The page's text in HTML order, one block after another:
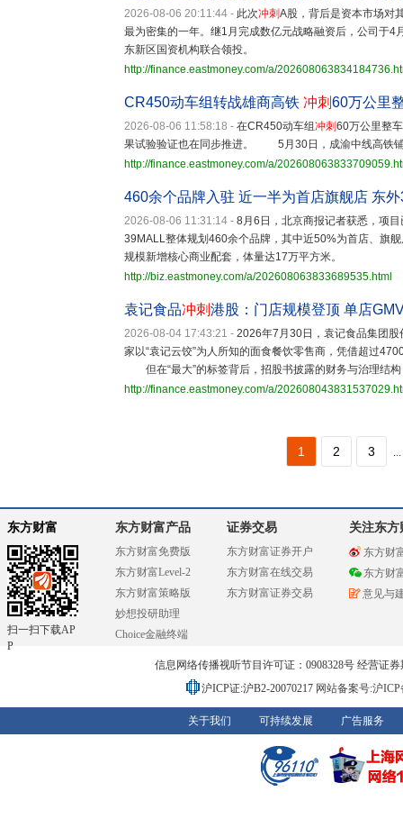
2026-08-06 20:11:44 - 此次冲刺A股，背后是资本市场
最为密集的一年。继1月完成数亿元战略融资后，公司于
东新区国资机构联合领投。
http://finance.eastmoney.com/a/
CR450动车组转战雄商高铁 冲刺60万公里
2026-08-06 11:58:18 - 在CR450动车组冲刺60万公里整
果试验验证也在同步推进。 5月30日，成渝中线高铁
http://finance.eastmoney.com/a/
460余个品牌入驻 近一半为首店旗舰店 东
2026-08-06 11:31:14 - 8月6日，北京商报记者获悉，项
39MALL整体规划460余个品牌，其中近50%为首店、
规模新增核心商业配套，体量达17万平方米。
http://biz.eastmoney.com/a/202608063833689535.html
袁记食品冲刺港股：门店规模登顶 单店
2026-08-04 17:43:21 - 2026年7月30日，袁记食品集团
家以“袁记云饺”为人所知的面食餐饮零售商，凭借超过
但在“最大”的标签背后，招股书披露的财务与治理结构
http://finance.eastmoney.com/a/
1 2 3 ...
东方财富
扫一扫下载AP
P
东方财富产品
东方财富免费版
东方财富Level-2
东方财富策略版
妙想投研助理
Choice金融终端
证券交易
东方财富证券开户
东方财富在线交易
东方财富证券交易
关注东方
东方财
东方财
意见与
信息网络传播视听节目许可证：0908328号 经营证
沪ICP证:沪B2-20070217 网站备案号:沪
关于我们 可持续发展 广告服务